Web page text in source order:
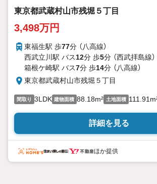
東京都武蔵村山市残堀５丁目
3,498万円
東福生駅 歩77分 （八高線）
西武立川駅 バス12分 歩5分 （西武拝島線）
箱根ケ崎駅 バス7分 歩14分 （八高線）
東京都武蔵村山市残堀５丁目
間取り 3LDK 建物面積 88.18m² 土地面積
詳細を見る
ほか提供